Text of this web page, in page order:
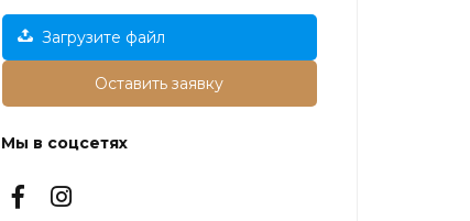
Загрузите файл
Оставить заявку
Мы в соцсетях